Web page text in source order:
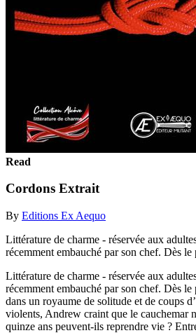
Read
Cordons Extrait
By Editions Ex Aequo
Littérature de charme - réservée aux
récemment embauché par son chef. Dès le
Littérature de charme - réservée aux
récemment embauché par son chef. Dès
dans un royaume de solitude et de coups
violents, Andrew craint que le cauchemar
quinze ans peuvent-ils reprendre vie ?